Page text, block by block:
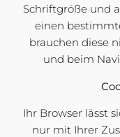
Schriftgröße und
einen
brauchen diese
und beim
Ihr Browser lässt
nur mit Ihrer